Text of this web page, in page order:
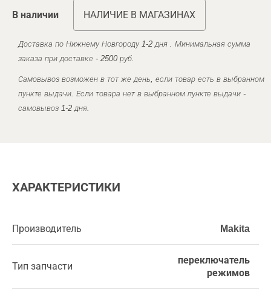
В наличии НАЛИЧИЕ В МАГАЗИНАХ
Доставка по Нижнему Новгороду 1-2 дня . Минимальная сумма
заказа при доставке - 2500 руб.
Самовывоз возможен в тот же день, если товар есть в выбранном
пункте выдачи. Если товара нет в выбранном пункте выдачи -
самовывоз 1-2 дня.
ХАРАКТЕРИСТИКИ
Производитель Makita
Тип запчасти
переключатель
режимов